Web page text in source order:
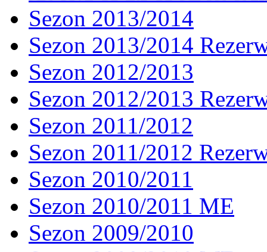
Sezon 2013/2014
Sezon 2013/2014
Sezon 2012/2013
Sezon 2012/2013
Sezon 2011/2012
Sezon 2011/2012
Sezon 2010/2011
Sezon 2010/2011 ME
Sezon 2009/2010